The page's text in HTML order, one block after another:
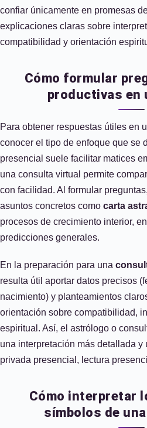
confiar únicamente en promesas
explicaciones claras sobre
compatibilidad y orientación
Cómo formular
productivas en
Para obtener respuestas útiles en
conocer el tipo de enfoque que se
presencial suele facilitar matices
una consulta virtual permite
con facilidad. Al formular
asuntos concretos como carta
procesos de crecimiento interior,
predicciones generales.
En la preparación para una
resulta útil aportar datos precisos
nacimiento) y planteamientos
orientación sobre compatibilidad,
espiritual. Así, el astrólogo o
una interpretación más detallada y
privada presencial, lectura
Cómo interpretar
símbolos de